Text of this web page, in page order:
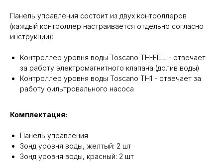
Панель управления состоит из двух контроллеров
(каждый контроллер настраивается отдельно согласно
инструкции):
Контроллер уровня воды Toscano TH-FILL - отвечает
за работу электромагнитного клапана (долив воды)
Контроллер уровня воды Toscano TH1 - отвечает за
работу фильтровального насоса
Комплектация:
Панель управления
Зонд уровня воды, желтый: 2 шт
Зонд уровня воды, красный: 2 шт